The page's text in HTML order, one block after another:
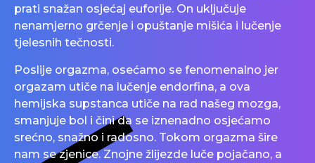
prati snažan osjećaj euforije. On uključuje
nenamjerno grčenje i opuštanje mišića i lučenje
tjelesnih tečnosti.
Poslije orgazma, osećamo se fenomenalno jer
orgazam utiče na lučenje endorfina, a ova
hemijska supstanca utiče na rad našeg mozga,
smanjuje bol i čini da se iznenadno osjećamo
srećno, snažno i radosno. Tokom orgazma šire
nam se zjenice. Znojne žlijezde luče pojačano, a